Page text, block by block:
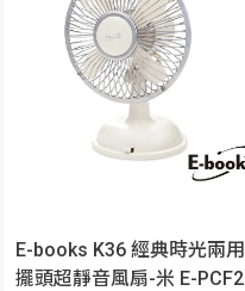
E-books K36 經典時光兩用
擺頭超靜音風扇-米 E-PCF24